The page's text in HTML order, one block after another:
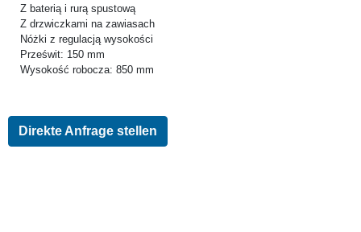
Z baterią i rurą spustową
Z drzwiczkami na zawiasach
Nóżki z regulacją wysokości
Prześwit: 150 mm
Wysokość robocza: 850 mm
Direkte Anfrage stellen